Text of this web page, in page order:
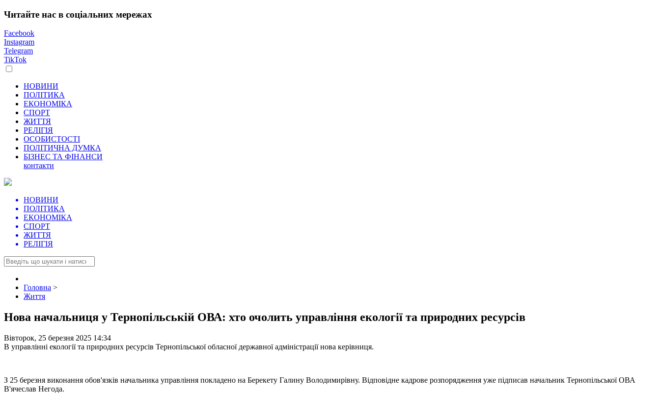
Читайте нас в соціальних мережах
Facebook
Instagram
Telegram
TikTok
НОВИНИ
ПОЛІТИКА
ЕКОНОМІКА
СПОРТ
ЖИТТЯ
РЕЛІГІЯ
ОСОБИСТОСТІ
ПОЛІТИЧНА ДУМКА
БІЗНЕС ТА ФІНАНСИ
контакти
НОВИНИ
ПОЛІТИКА
ЕКОНОМІКА
СПОРТ
ЖИТТЯ
РЕЛІГІЯ
Головна >
Життя
Нова начальниця у Тернопільській ОВА: хто очолить управління екології та природних ресурсів
Вівторок, 25 березня 2025 14:34
В управлінні екології та природних ресурсів Тернопільської обласної державної адміністрації нова керівниця.
З 25 березня виконання обов'язків начальника управління покладено на Берекету Галину Володимирівну. Відповідне кадрове розпорядження уже підписав начальник Тернопільської ОВА
В'ячеслав Негода.